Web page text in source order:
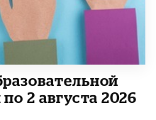
2 августа 2026